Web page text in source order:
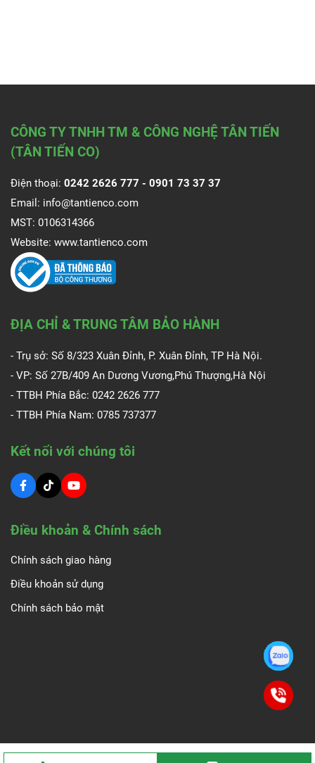
CÔNG TY TNHH TM & CÔNG NGHỆ TÂN TIẾN
(TÂN TIẾN CO)
Điện thoại: 0242 2626 777 - 0901 73 37 37
Email: info@tantienco.com
MST: 0106314366
Website: www.tantienco.com
ĐỊA CHỈ & TRUNG TÂM BẢO HÀNH
- Trụ sở: Số 8/323 Xuân Đỉnh, P. Xuân Đỉnh, TP Hà Nội.
- VP: Số 27B/409 An Dương Vương,Phú Thượng,Hà Nội
- TTBH Phía Bắc: 0242 2626 777
- TTBH Phía Nam: 0785 737377
Kết nối với chúng tôi
Điều khoản & Chính sách
Chính sách giao hàng
Điều khoản sử dụng
Chính sách bảo mật